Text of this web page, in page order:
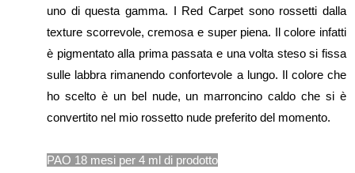
uno di questa gamma. I Red Carpet sono rossetti dalla
texture scorrevole, cremosa e super piena. Il colore infatti
è pigmentato alla prima passata e una volta steso si fissa
sulle labbra rimanendo confortevole a lungo. Il colore che
ho scelto è un bel nude, un marroncino caldo che si è
convertito nel mio rossetto nude preferito del momento.
PAO 18 mesi per 4 ml di prodotto